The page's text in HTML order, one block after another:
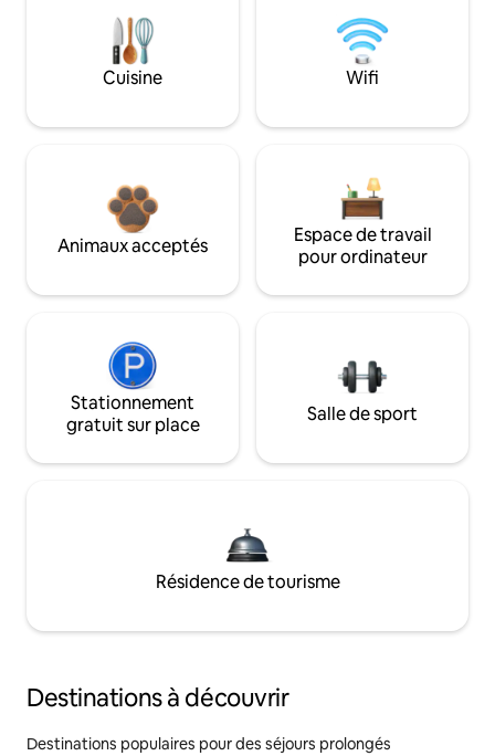
Cuisine Wifi
Animaux acceptés
Espace de travail
pour ordinateur
Stationnement
gratuit sur place
Salle de sport
Résidence de tourisme
Destinations à découvrir
Destinations populaires pour des séjours prolongés